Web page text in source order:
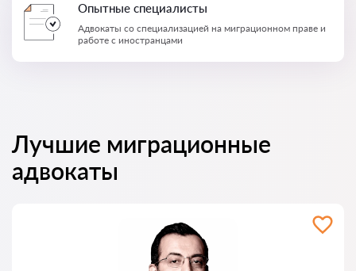
Опытные специалисты
Адвокаты со специализацией на миграционном праве и
работе с иностранцами
Лучшие миграционные
адвокаты